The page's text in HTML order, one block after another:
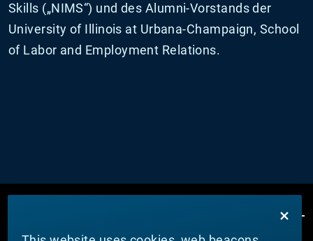
Skills („NIMS“) und des Alumni-Vorstands der
University of Illinois at Urbana-Champaign, School
of Labor and Employment Relations.